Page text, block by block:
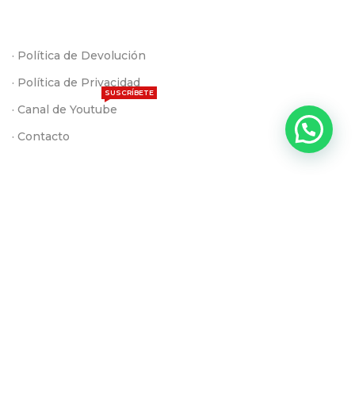
· Política de Devolución
· Política de Privacidad
· Canal de Youtube
SUSCRÍBETE
· Contacto